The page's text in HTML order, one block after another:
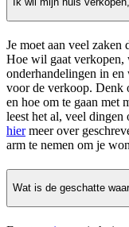
Je moet aan veel zaken
Hoe wil gaat verkopen,
onderhandelingen in
voor de verkoop. Denk
en hoe om te gaan met
leest het al, veel dingen
hiermeer over
arm te nemen om je
Wat is de geschatte